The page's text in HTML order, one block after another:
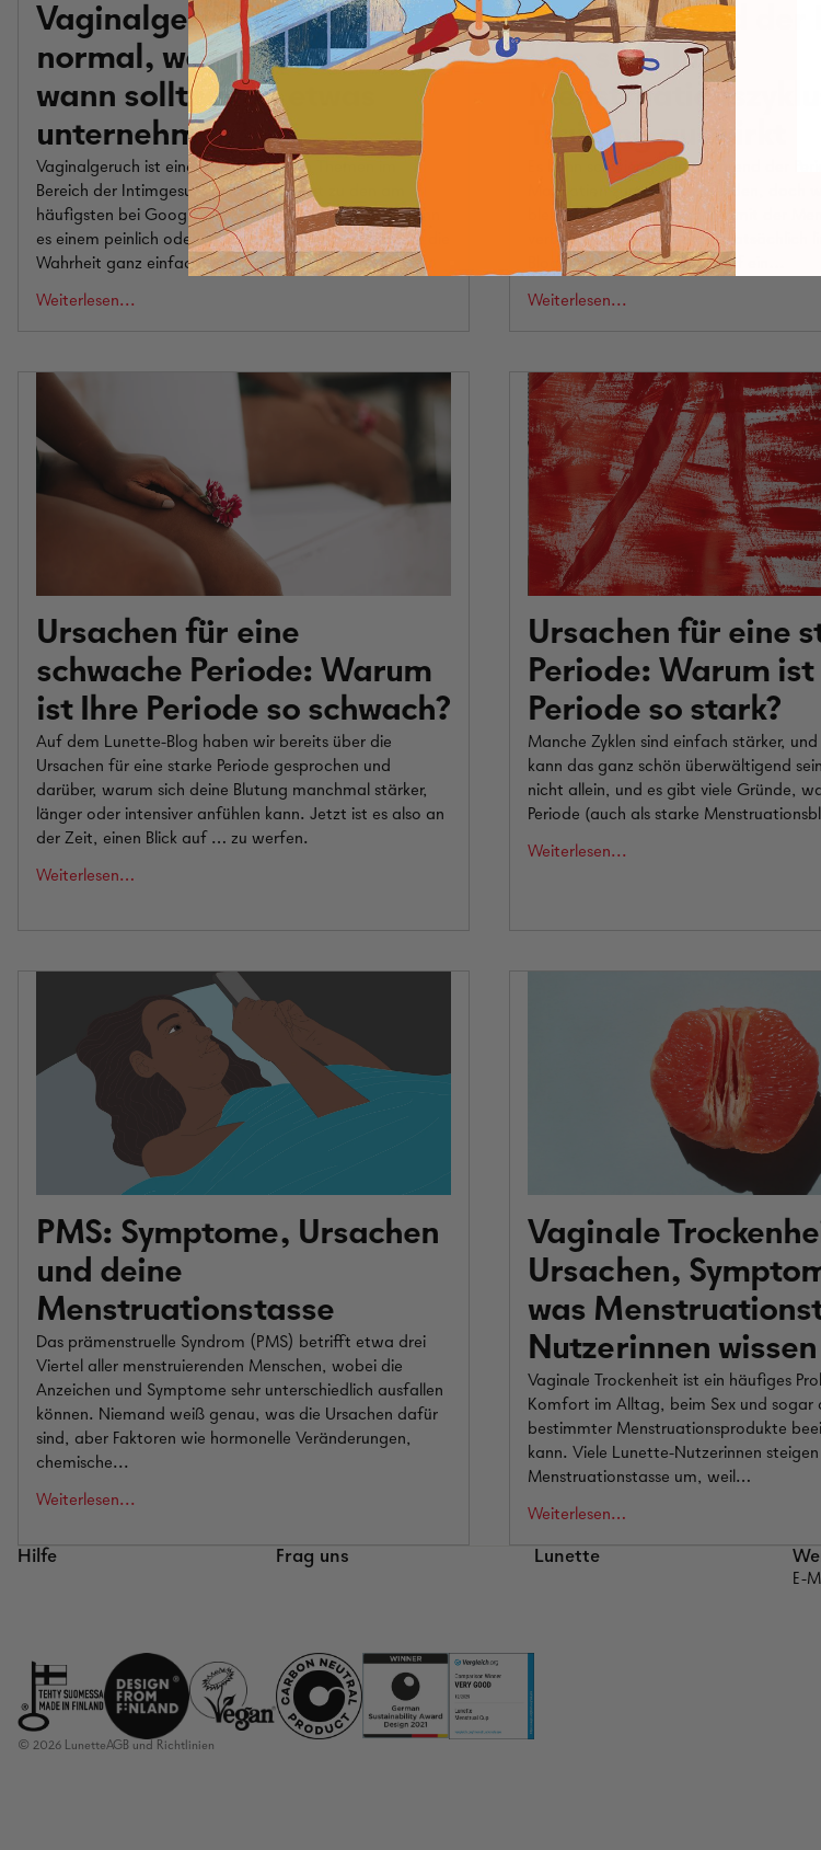
Vaginalgeruch: Was ist
normal, was nicht und
wann sollte man etwas
unternehmen?
Vaginalgeruch ist eines der häufigsten Themen im
Bereich der Intimgesundheit und gehört zu den am
häufigsten bei Google gesuchten Begriffen. Auch wenn
es einem peinlich oder verwirrend erscheinen mag, ist die
Wahrheit ganz einfach: Jede Vagina hat einen...
Weiterlesen...
Sport während der
Wie sich Ihr
Training auswirkt
Es kann schwierig sein, während der
Motivation zum Sport zu finden, doch
bleibt, lassen sich einige der mit der
verbundenen Beschwerden tatsächlich
Blogbeitrag gehen wir darauf ein...
Weiterlesen...
Ursachen für eine
schwache Periode: Warum
ist Ihre Periode so schwach?
Auf dem Lunette-Blog haben wir bereits über die
Ursachen für eine starke Periode gesprochen und
darüber, warum sich deine Blutung manchmal stärker,
länger oder intensiver anfühlen kann. Jetzt ist es also an
der Zeit, einen Blick auf … zu werfen.
Weiterlesen…
Ursachen für eine
Periode: Warum ist
Periode so stark?
Manche Zyklen sind einfach stärker,
kann das ganz schön überwältigend
nicht allein, und es gibt viele Gründe,
Periode (auch als starke
Weiterlesen...
PMS: Symptome, Ursachen
und deine
Menstruationstasse
Das prämenstruelle Syndrom (PMS) betrifft etwa drei
Viertel aller menstruierenden Menschen, wobei die
Anzeichen und Symptome sehr unterschiedlich ausfallen
können. Niemand weiß genau, was die Ursachen dafür
sind, aber Faktoren wie hormonelle Veränderungen,
chemische...
Weiterlesen...
Vaginale
Ursachen,
was
Nutzerinnen
Vaginale Trockenheit ist ein häufiges
Komfort im Alltag, beim Sex und sogar
bestimmter Menstruationsprodukte
kann. Viele Lunette-Nutzerinnen
Menstruationstasse um, weil…
Weiterlesen…
Hilfe Frag uns Lunette
E-
© 2026 LunetteAGB und Richtlinien
Versandrichtlinien
Kontaktinformationen